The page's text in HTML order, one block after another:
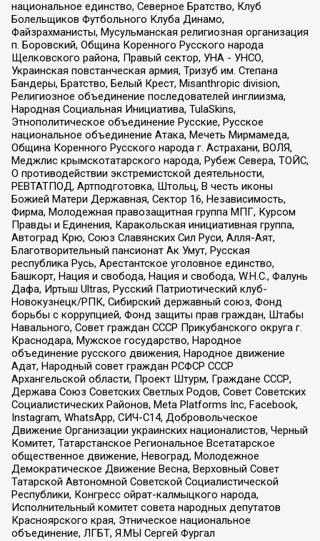
национальное единство, Северное Братство, Клуб
Болельщиков Футбольного Клуба Динамо,
Файзрахманисты, Мусульманская религиозная организация
п. Боровский, Община Коренного Русского народа
Щелковского района, Правый сектор, УНА - УНСО,
Украинская повстанческая армия, Тризуб им. Степана
Бандеры, Братство, Белый Крест, Misanthropic division,
Религиозное объединение последователей инглиизма,
Народная Социальная Инициатива, TulaSkins,
Этнополитическое объединение Русские, Русское
национальное объединение Атака, Мечеть Мирмамеда,
Община Коренного Русского народа г. Астрахани, ВОЛЯ,
Меджлис крымскотатарского народа, Рубеж Севера, ТОЙС,
О противодействии экстремистской деятельности,
РЕВТАТПОД, Артподготовка, Штольц, В честь иконы
Божией Матери Державная, Сектор 16, Независимость,
Фирма, Молодежная правозащитная группа МПГ, Курсом
Правды и Единения, Каракольская инициативная группа,
Автоград Крю, Союз Славянских Сил Руси, Алля-Аят,
Благотворительный пансионат Ак Умут, Русская
республика Русь, Арестантское уголовное единство,
Башкорт, Нация и свобода, Нация и свобода, W.H.С., Фалунь
Дафа, Иртыш Ultras, Русский Патриотический клуб-
Новокузнецк/РПК, Сибирский державный союз, Фонд
борьбы с коррупцией, Фонд защиты прав граждан, Штабы
Навального, Совет граждан СССР Прикубанского округа г.
Краснодара, Мужское государство, Народное
объединение русского движения, Народное движение
Адат, Народный совет граждан РСФСР СССР
Архангельской области, Проект Штурм, Граждане СССР,
Держава Союз Советских Светлых Родов, Совет Советских
Социалистических Районов, Meta Platforms Inc, Facebook,
Instagram, WhatsApp, СИЧ-С14, Добровольческое
Движение Организации украинских националистов, Черный
Комитет, Татарстанское Региональное Всетатарское
общественное движение, Невоград, Молодежное
Демократическое Движение Весна, Верховный Совет
Татарской Автономной Советской Социалистической
Республики, Конгресс ойрат-калмыцкого народа,
Исполнительный комитет совета народных депутатов
Красноярского края, Этническое национальное
объединение, ЛГБТ, Я.МЫ Сергей Фургал